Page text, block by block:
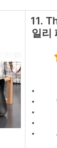
11.
일리